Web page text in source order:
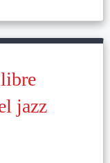
jazz